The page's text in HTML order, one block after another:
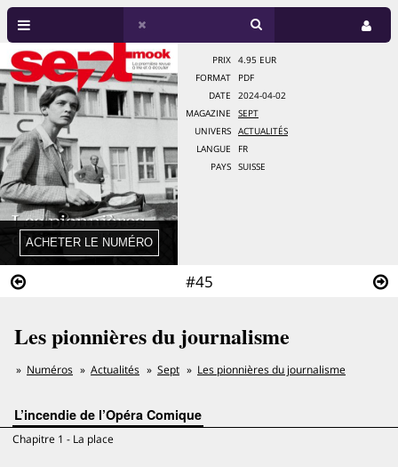
#45
PRIX
4.95 EUR
FORMAT
PDF
DATE
2024-04-02
MAGAZINE
SEPT
UNIVERS
ACTUALITÉS
LANGUE
FR
PAYS
SUISSE
Les pionnières du journalisme
Numéros Actualités Sept Les pionnières du journalisme
L’incendie de l’Opéra Comique
Chapitre 1 - La place